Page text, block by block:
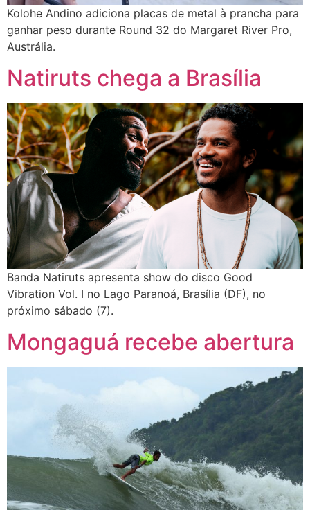
Kolohe Andino adiciona placas de metal à prancha para
ganhar peso durante Round 32 do Margaret River Pro,
Austrália.
Natiruts chega a Brasília
Banda Natiruts apresenta show do disco Good
Vibration Vol. I no Lago Paranoá, Brasília (DF), no
próximo sábado (7).
Mongaguá recebe abertura